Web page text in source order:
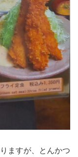
ますが、とんかつ